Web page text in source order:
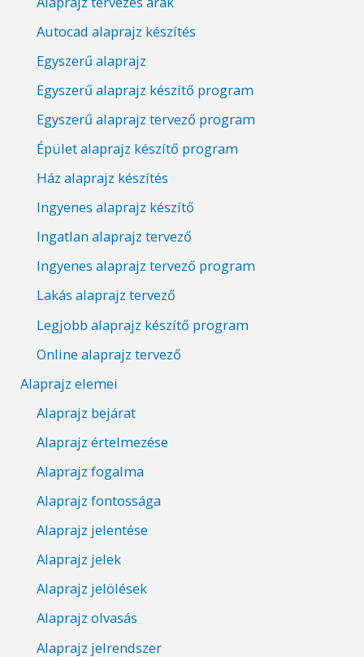
Autocad alaprajz készítés
Egyszerű alaprajz
Egyszerű alaprajz készítő program
Egyszerű alaprajz tervező program
Épület alaprajz készítő program
Ház alaprajz készítés
Ingyenes alaprajz készítő
Ingatlan alaprajz tervező
Ingyenes alaprajz tervező program
Lakás alaprajz tervező
Legjobb alaprajz készítő program
Online alaprajz tervező
Alaprajz elemei
Alaprajz bejárat
Alaprajz értelmezése
Alaprajz fogalma
Alaprajz fontossága
Alaprajz jelentése
Alaprajz jelek
Alaprajz jelölések
Alaprajz olvasás
Alaprajz jelrendszer